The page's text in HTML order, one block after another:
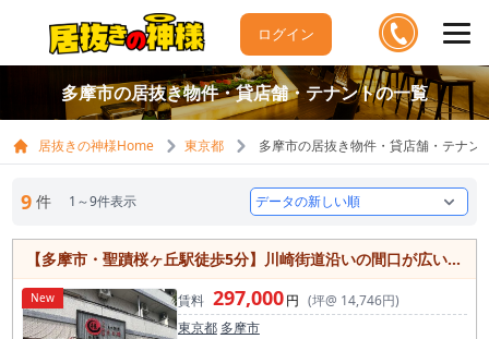
ログイン
多摩市の居抜き物件・貸店舗・テナントの一覧
居抜きの神様Home 東京都 多摩市の居抜き物件・貸店舗・テナン
9 件 1～9件表示
【多摩市・聖蹟桜ヶ丘駅徒歩5分】川崎街道沿いの間口が広い焼肉居抜き物件／急行停車駅・約20.14坪
New 賃料 297,000円 (坪@ 14,746円)
東京都 多摩市